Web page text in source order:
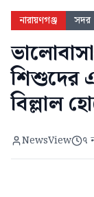
নারায়ণগঞ্জ সদর
শিশুদের
বিল্লাল
NewsView ৭